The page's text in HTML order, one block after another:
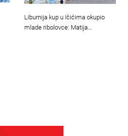
Liburnija kup u Ičićima okupio
mlade ribolovce: Matija…